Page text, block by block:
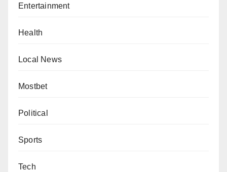
Entertainment
Health
Local News
Mostbet
Political
Sports
Tech